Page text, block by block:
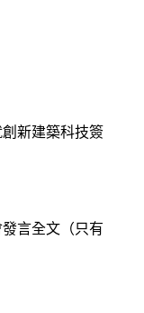
新建築科技簽
言全文（只有